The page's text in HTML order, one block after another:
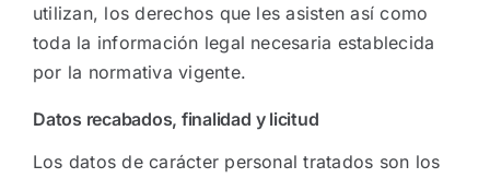
utilizan, los derechos que les asisten así como
toda la información legal necesaria establecida
por la normativa vigente.
Datos recabados, finalidad y licitud
Los datos de carácter personal tratados son los